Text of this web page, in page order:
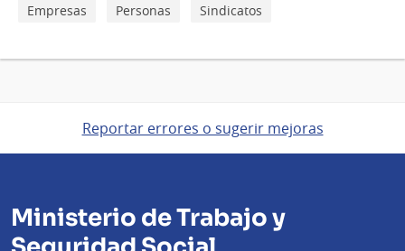
Empresas Personas Sindicatos
Reportar errores o sugerir mejoras
Ministerio de Trabajo y